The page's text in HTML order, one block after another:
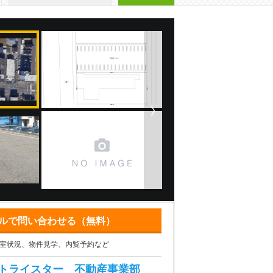
で問い合わせる（無料）
状況、物件見学、内覧予約など
ライスター 不動産事業部